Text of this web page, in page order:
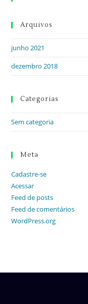
Arquivos
junho 2021
dezembro 2018
Categorias
Sem categoria
Meta
Cadastre-se
Acessar
Feed de posts
Feed de comentários
WordPress.org